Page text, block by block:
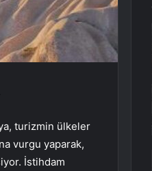
turizmin ülkeler
vurgu yaparak,
İstihdam